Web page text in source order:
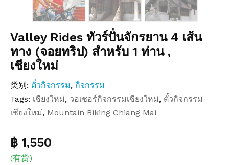
Valley Rides ทัวร์ปั่นจักรยาน 4 เส้น
ทาง (จอยทริป) สำหรับ 1 ท่าน ,
เชียงใหม่
类别: ตั๋วกิจกรรม, กิจกรรม
Tags: เชียงใหม่, วอเชอร์กิจกรรมเชียงใหม่, ตั๋วกิจกรรม
เชียงใหม่, Mountain Biking Chiang Mai
฿ 1,550
(有货)